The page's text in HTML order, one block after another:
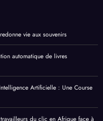
vie aux souvenirs
automatique de livres
Artificielle : Une Course
du clic en Afrique face à